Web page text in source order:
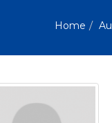
Economia,
Jornalismo (57)
Literatura,
Psicodrama
Home